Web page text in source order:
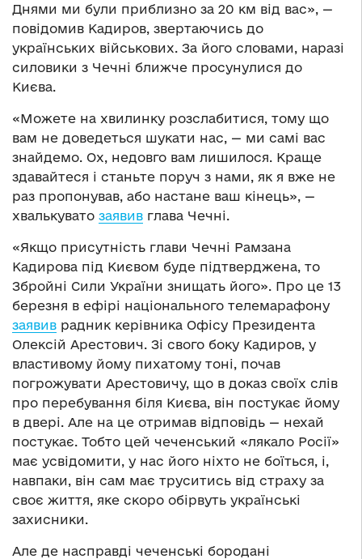
Днями ми були приблизно за 20 км від вас», —
повідомив Кадиров, звертаючись до
українських військових. За його словами, наразі
силовики з Чечні ближче просунулися до
Києва.
«Можете на хвилинку розслабитися, тому що
вам не доведеться шукати нас, — ми самі вас
знайдемо. Ох, недовго вам лишилося. Краще
здавайтеся і станьте поруч з нами, як я вже не
раз пропонував, або настане ваш кінець», —
хвалькувато заявив глава Чечні.
«Якщо присутність глави Чечні Рамзана
Кадирова під Києвом буде підтверджена, то
Збройні Сили України знищать його». Про це 13
березня в ефірі національного телемарафону
заявив радник керівника Офісу Президента
Олексій Арестович. Зі свого боку Кадиров, у
властивому йому пихатому тоні, почав
погрожувати Арестовичу, що в доказ своїх слів
про перебування біля Києва, він постукає йому
в двері. Але на це отримав відповідь — нехай
постукає. Тобто цей чеченський «лякало Росії»
має усвідомити, у нас його ніхто не боїться, і,
навпаки, він сам має труситись від страху за
своє життя, яке скоро обірвуть українські
захисники.
Але де насправді чеченські бородані